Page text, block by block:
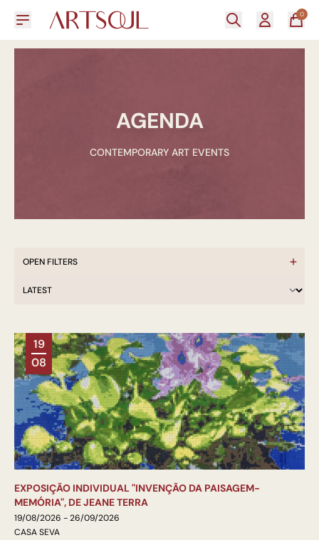
0
AGENDA
CONTEMPORARY ART EVENTS
OPEN FILTERS
19
08
EXPOSIÇÃO INDIVIDUAL "INVENÇÃO DA PAISAGEM-
MEMÓRIA", DE JEANE TERRA
19/08/2026 - 26/09/2026
CASA SEVA